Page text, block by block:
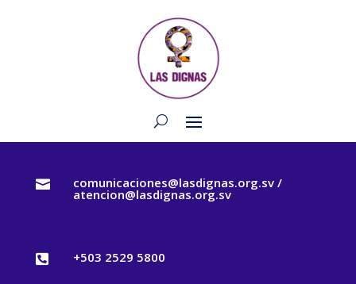
 comunicaciones@lasdignas.org.sv /
atencion@lasdignas.org.sv
 +503 2529 5800